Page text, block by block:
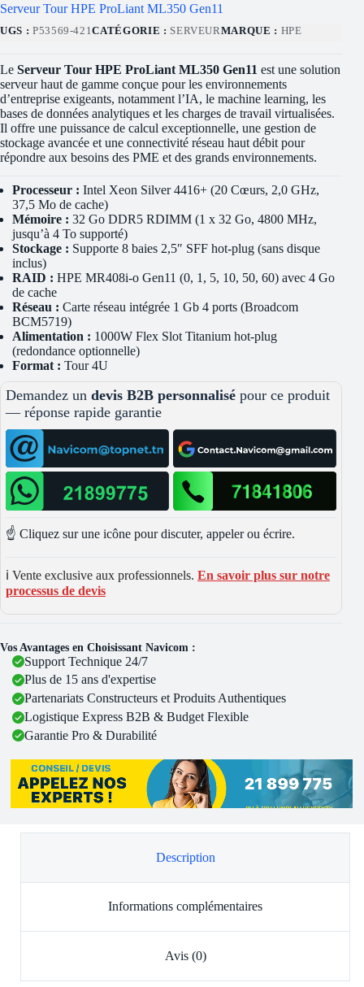
Serveur Tour HPE ProLiant ML350 Gen11
UGS : P53569-421CATÉGORIE : SERVEURMARQUE : HPE
Le Serveur Tour HPE ProLiant ML350 Gen11 est une solution
serveur haut de gamme conçue pour les environnements
d’entreprise exigeants, notamment l’IA, le machine learning, les
bases de données analytiques et les charges de travail virtualisées.
Il offre une puissance de calcul exceptionnelle, une gestion de
stockage avancée et une connectivité réseau haut débit pour
répondre aux besoins des PME et des grands environnements.
Processeur : Intel Xeon Silver 4416+ (20 Cœurs, 2,0 GHz,
37,5 Mo de cache)
Mémoire : 32 Go DDR5 RDIMM (1 x 32 Go, 4800 MHz,
jusqu’à 4 To supporté)
Stockage : Supporte 8 baies 2,5″ SFF hot-plug (sans disque
inclus)
RAID : HPE MR408i-o Gen11 (0, 1, 5, 10, 50, 60) avec 4 Go
de cache
Réseau : Carte réseau intégrée 1 Gb 4 ports (Broadcom
BCM5719)
Alimentation : 1000W Flex Slot Titanium hot-plug
(redondance optionnelle)
Format : Tour 4U
Demandez un devis B2B personnalisé pour ce produit
— réponse rapide garantie
☝️ Cliquez sur une icône pour discuter, appeler ou écrire.
ℹ️ Vente exclusive aux professionnels. En savoir plus sur notre
processus de devis
Vos Avantages en Choisissant Navicom :
Support Technique 24/7
Plus de 15 ans d'expertise
Partenariats Constructeurs et Produits Authentiques
Logistique Express B2B & Budget Flexible
Garantie Pro & Durabilité
Description
Informations complémentaires
Avis (0)